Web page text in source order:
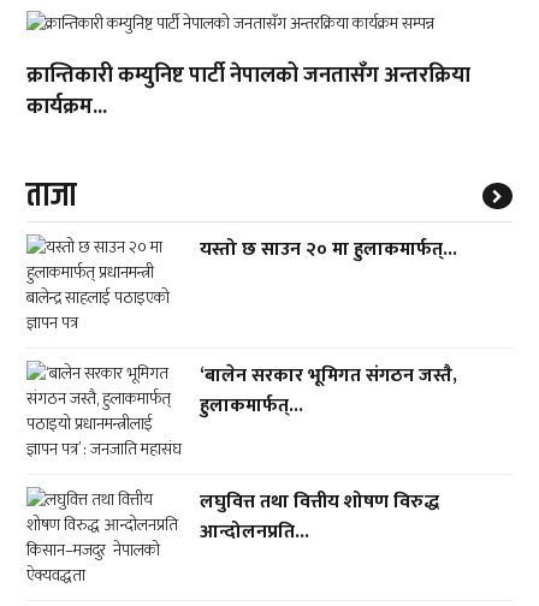
क्रान्तिकारी कम्युनिष्ट पार्टी नेपालको जनतासँग अन्तरक्रिया
कार्यक्रम...
ताजा
यस्तो छ साउन २० मा हुलाकमार्फत्...
‘बालेन सरकार भूमिगत संगठन जस्तै,
हुलाकमार्फत्...
लघुवित्त तथा वित्तीय शोषण विरुद्ध
आन्दोलनप्रति...